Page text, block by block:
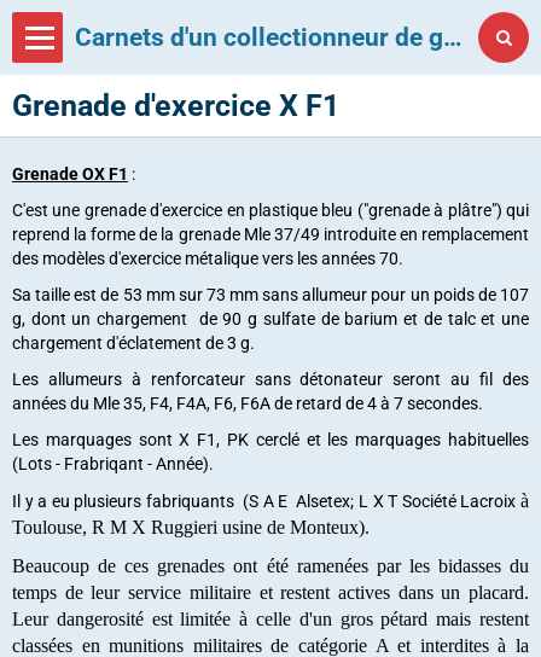
Carnets d'un collectionneur de grenades françaises
Grenade d'exercice X F1
Grenade OX F1 :
C'est une grenade d'exercice en plastique bleu ("grenade à plâtre") qui
reprend la forme de la grenade Mle 37/49 introduite en remplacement
des modèles d'exercice métalique vers les années 70.
Sa taille est de 53 mm sur 73 mm sans allumeur pour un poids de 107
g, dont un chargement de 90 g sulfate de barium et de talc et une
chargement d'éclatement de 3 g.
Les allumeurs à renforcateur sans détonateur seront au fil des
années du Mle 35, F4, F4A, F6, F6A de retard de 4 à 7 secondes.
Les marquages sont X F1, PK cerclé et les marquages habituelles
(Lots - Frabriqant - Année).
Il y a eu plusieurs fabriquants (S A E Alsetex; L X T Société Lacroix à
Toulouse, R M X Ruggieri usine de Monteux).
Beaucoup de ces grenades ont été ramenées par les bidasses du
temps de leur service militaire et restent actives dans un placard.
Leur dangerosité est limitée à celle d'un gros pétard mais restent
classées en munitions militaires de catégorie A et interdites à la